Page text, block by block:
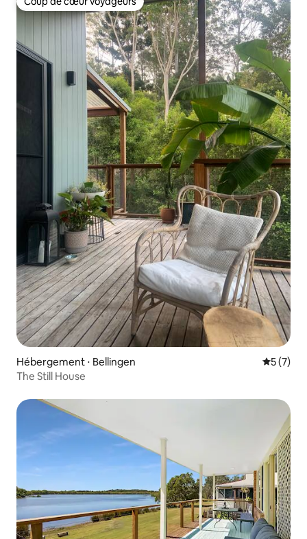
Coup de cœur voyageurs
Hébergement ⋅ Bellingen
5 (7)
The Still House